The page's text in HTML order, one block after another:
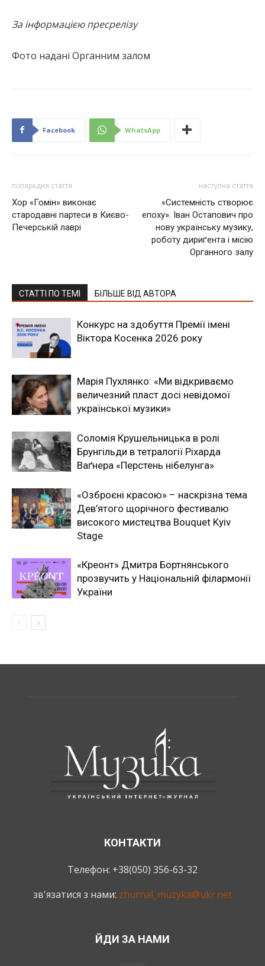
За інформацією пресрелізу
Фото надані Органним залом
Facebook WhatsApp
попередня стаття
Хор «Гомін» виконає
стародавні партеси в Києво-
Печерській лаврі
наступна стаття
«Системність створює
епоху»: Іван Остапович про
нову українську музику,
роботу дириґента і місію
Органного залу
СТАТТІ ПО ТЕМІ БІЛЬШЕ ВІД АВТОРА
Конкурс на здобуття Премії імені
Віктора Косенка 2026 року
Марія Пухлянко: «Ми відкриваємо
величезний пласт досі невідомої
української музики»
Соломія Крушельницька в ролі
Брунгільди в тетралогії Ріхарда
Ваґнера «Перстень нібелунга»
«Озброєні красою» – наскрізна тема
Дев’ятого щорічного фестивалю
високого мистецтва Bouquet Kyiv
Stage
«Креонт» Дмитра Бортнянського
прозвучить у Національній філармонії
України
КОНТАКТИ
Телефон: +38(050) 356-63-32
зв'язатися з нами: zhurnal_muzyka@ukr.net
ЙДИ ЗА НАМИ